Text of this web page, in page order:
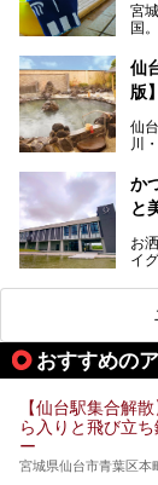
ー
提
宮
国
硫
質
の
す
今
セ
仙
版】
仙
川
人
よ
仙
時
か
と
お
イ
関
2
温
タ
フ
と
こ
おすすめの
【仙台駅集合解
ら入りと飛び立
ー
宮城県仙台市青葉区